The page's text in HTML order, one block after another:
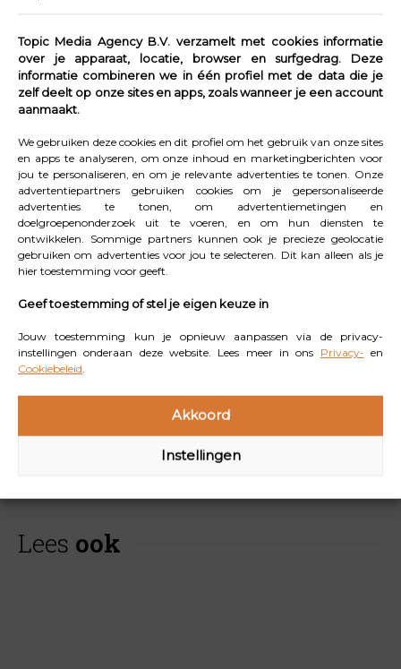
Topic Media Agency B.V. verzamelt met cookies informatie
over je apparaat, locatie, browser en surfgedrag. Deze
informatie combineren we in één profiel met de data die je
zelf deelt op onze sites en apps, zoals wanneer je een account
aanmaakt.
We gebruiken deze cookies en dit profiel om het gebruik van onze sites
en apps te analyseren, om onze inhoud en marketingberichten voor
jou te personaliseren, en om je relevante advertenties te tonen. Onze
advertentiepartners gebruiken cookies om je gepersonaliseerde
advertenties te tonen, om advertentiemetingen en
doelgroepenonderzoek uit te voeren, en om hun diensten te
ontwikkelen. Sommige partners kunnen ook je precieze geolocatie
gebruiken om advertenties voor jou te selecteren. Dit kan alleen als je
hier toestemming voor geeft.
Geef toestemming of stel je eigen keuze in
Jouw toestemming kun je opnieuw aanpassen via de privacy-
instellingen onderaan deze website. Lees meer in ons Privacy- en
Cookiebeleid
Akkoord
Instellingen
druppels puur op de huid aanbrengen of mengen met je
dagverzorging. Vergeet de huid niet regelmatig te
exfoliëren voor een nóg stralender resultaat.
twee tot drie keer per week. Breng de Protective Drops
dagelijks aan, na je gebruikelijke dagverzorging en onder
de make-up. De Magic Drops en Protective Drops SPF
50 van Collistar zijn geschikt voor alle huidtypen en
zorgen 365 dagen per jaar voor een beschermde en
natuurlijk gebruinde huid.
Protective Drops SPF 50 van Collistar bezoek de
website
Lees ook